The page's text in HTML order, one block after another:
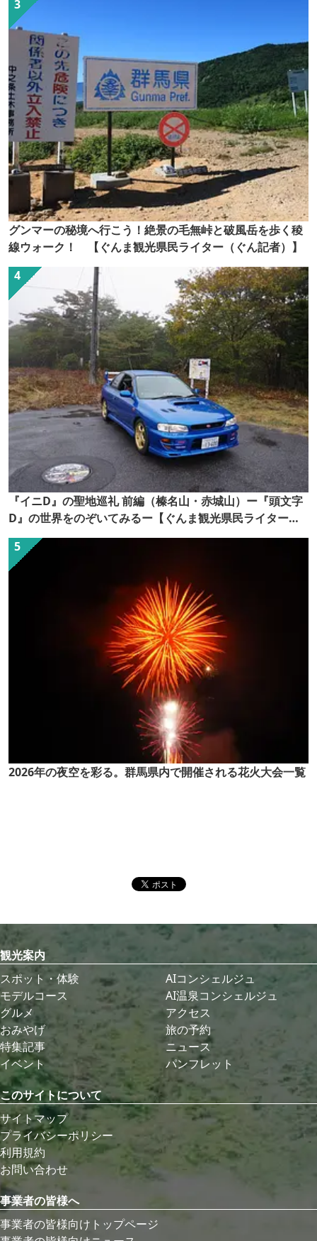
グンマーの秘境へ行こう！絶景の毛無峠と破風岳を歩く稜
線ウォーク！ 【ぐんま観光県民ライター（ぐん記者）】
『イニD』の聖地巡礼 前編（榛名山・赤城山）ー『頭文字
D』の世界をのぞいてみるー【ぐんま観光県民ライター
（ぐん記者）】
2026年の夜空を彩る。群馬県内で開催される花火大会一覧
観光案内
スポット・体験
モデルコース
グルメ
おみやげ
特集記事
イベント
AIコンシェルジュ
AI温泉コンシェルジュ
アクセス
旅の予約
ニュース
パンフレット
このサイトについて
サイトマップ
プライバシーポリシー
利用規約
お問い合わせ
事業者の皆様へ
事業者の皆様向けトップページ